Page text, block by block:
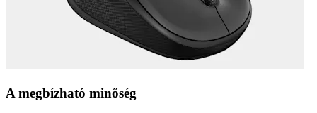
A megbízható minőség